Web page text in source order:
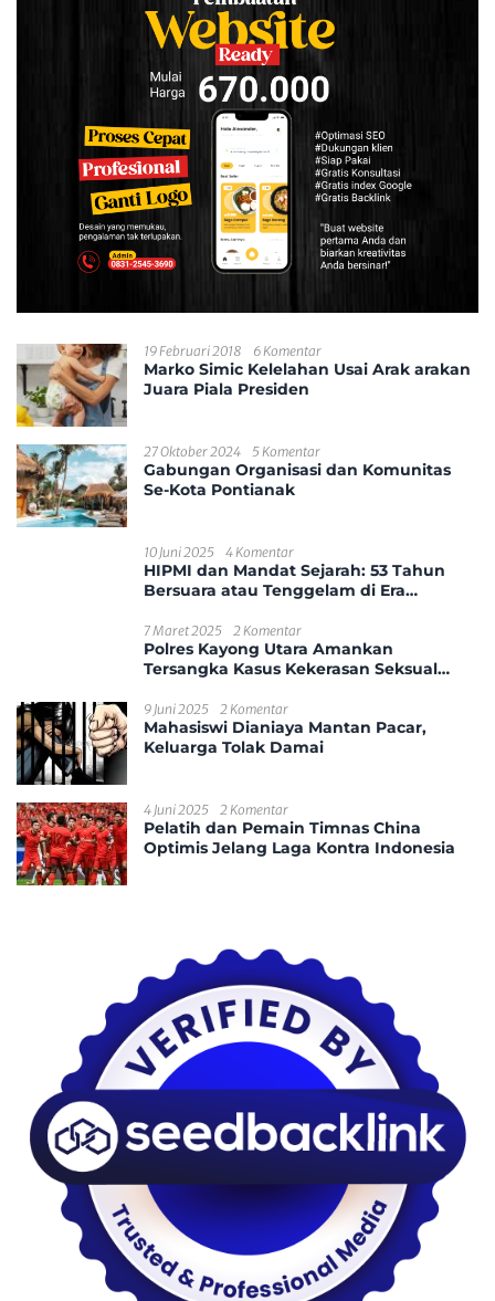
19 Februari 2018 6 Komentar
Marko Simic Kelelahan Usai Arak arakan
Juara Piala Presiden
27 Oktober 2024 5 Komentar
Gabungan Organisasi dan Komunitas
Se-Kota Pontianak
10 Juni 2025 4 Komentar
HIPMI dan Mandat Sejarah: 53 Tahun
Bersuara atau Tenggelam di Era
7 Maret 2025 2 Komentar
Polres Kayong Utara Amankan
Tersangka Kasus Kekerasan Seksual
9 Juni 2025 2 Komentar
Mahasiswi Dianiaya Mantan Pacar,
Keluarga Tolak Damai
4 Juni 2025 2 Komentar
Pelatih dan Pemain Timnas China
Optimis Jelang Laga Kontra Indonesia